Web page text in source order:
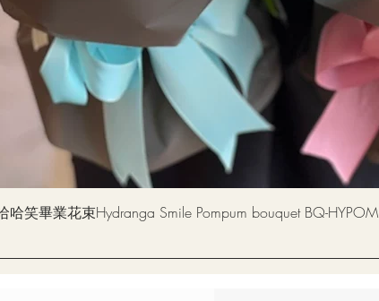
快速瀏覽
哈笑畢業花束Hydranga Smile Pompum bouquet BQ-HYPOM